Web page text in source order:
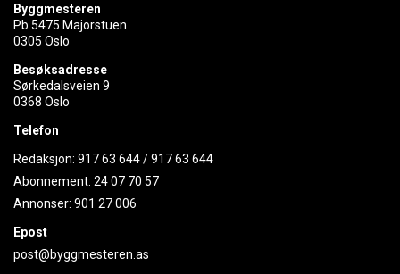
Byggmesteren
Pb 5475 Majorstuen
0305 Oslo
Besøksadresse
Sørkedalsveien 9
0368 Oslo
Telefon
Redaksjon: 917 63 644/917 63 644
Abonnement: 24 07 70 57
Annonser: 901 27 006
Epost
post@byggmesteren.as